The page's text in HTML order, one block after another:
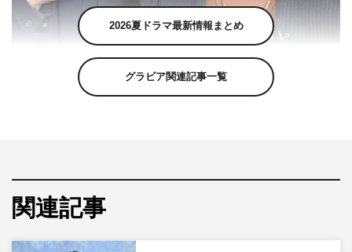
系 毎週月曜～金曜 午前5時50分～9時※一部地域を除
く）で、火曜パーソナリティーの山下健二郎が、グラミー
賞を15冠受賞し、類いまれなメロディ・センスと美声で世
2026夏ドラマ最新情報まとめ
グラビア関連記事一覧
関連記事